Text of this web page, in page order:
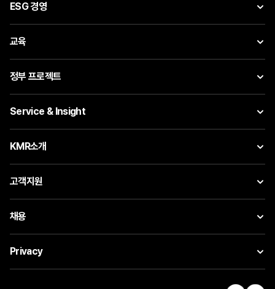
ESG 경영
교육
정부 프로젝트
Service & Insight
KMR소개
고객지원
채용
Privacy